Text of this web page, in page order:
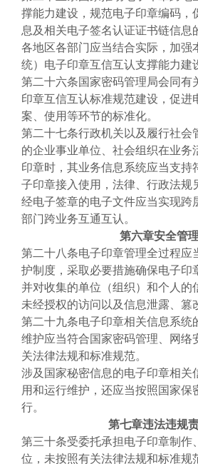
撑能力建设，规范电子印章编码，
息及相关电子签名认证证书链信息
各地区各部门应当结合实际，加强
统）电子印章互信互认支撑能力建
第二十六条国家密码管理局会同有
印章互信互认标准规范建设，促进
案、使用等环节的标准化。
第二十七条行政机关以及履行社会
的企业事业单位、社会组织在业务
印章时，其业务信息系统应当支持
子印章接入使用，法律、行政法规
经电子签章的电子文件应当实现跨
部门跨业务互通互认。
第六章安全管理
第二十八条电子印章管理全过程应
护制度，采取必要措施确保电子印
并对收集的单位（组织）和个人的
未经授权的访问以及信息泄露、篡
第二十九条电子印章相关信息系统
维护应当符合国家密码管理、网络
关法律法规和标准规范。
涉及国家秘密信息的电子印章相关
用和运行维护，还应当按照国家保
行。
第七章违法违规
第三十条受委托承担电子印章制作
位，未按照有关法律法规和标准规